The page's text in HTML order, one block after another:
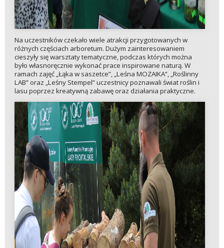
Na uczestników czekało wiele atrakcji przygotowanych w
różnych częściach arboretum. Dużym zainteresowaniem
cieszyły się warsztaty tematyczne, podczas których można
było własnoręcznie wykonać prace inspirowane naturą. W
ramach zajęć „Łąka w saszetce”, „Leśna MOZAIKA”, „Roślinny
LAB” oraz „Leśny Stempel” uczestnicy poznawali świat roślin i
lasu poprzez kreatywną zabawę oraz działania praktyczne.